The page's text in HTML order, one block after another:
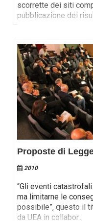
scorrette dei siti
pubblicazione dei
Proposte di
2010
“Gli eventi
ma limitarne le
possibile”, questo il
da UEA in collabor...